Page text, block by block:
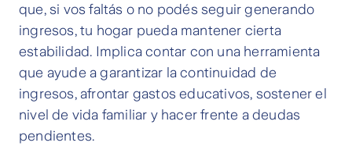
que, si vos faltás o no podés seguir generando
ingresos, tu hogar pueda mantener cierta
estabilidad. Implica contar con una herramienta
que ayude a garantizar la continuidad de
ingresos, afrontar gastos educativos, sostener el
nivel de vida familiar y hacer frente a deudas
pendientes.